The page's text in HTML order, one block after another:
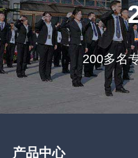
200多名
产品中心